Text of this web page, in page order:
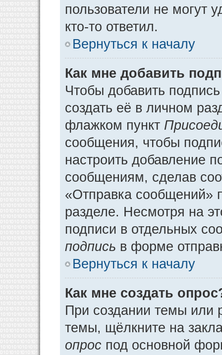
пользователи не могут
кто-то ответил.
Вернуться к началу
Как мне добавить
Чтобы добавить
создать её в личном
флажком пункт
сообщения, чтобы
настроить добавление
сообщениям, сделав
«Отправка сообщений»
разделе. Несмотря на
подписи в отдельных
подпись в форме
Вернуться к началу
Как мне создать
При создании темы или
темы, щёлкните на
опрос под основной